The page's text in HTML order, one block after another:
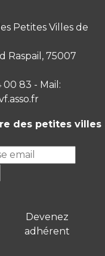
Petites Villes de
Raspail, 75007
00 83 - Mail:
des petites villes
Devenez
adhérent